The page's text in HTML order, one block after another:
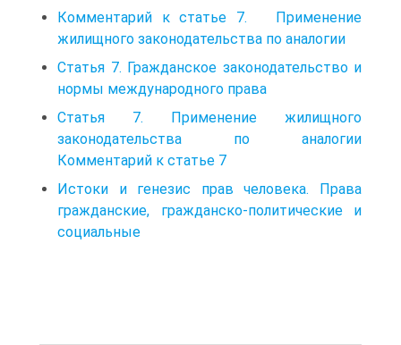
Комментарий к статье 7. Применение
жилищного законодательства по аналогии
Статья 7. Гражданское законодательство и
нормы международного права
Статья 7. Применение жилищного
законодательства по аналогии
Комментарий к статье 7
Истоки и генезис прав человека. Права
гражданские, гражданско-политические и
социальные